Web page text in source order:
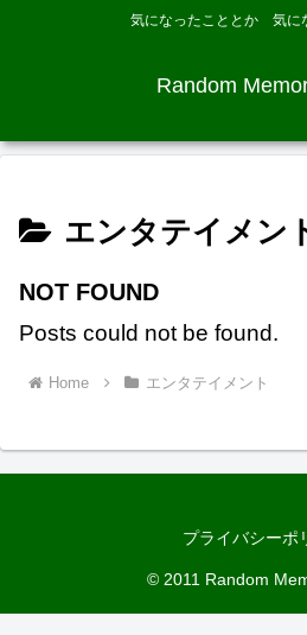
気になったこととか 気に
Random
エンタテイメン
NOT FOUND
Posts could not be found.
Home エンタテイメント
プライバシーポ
© 2011 Random